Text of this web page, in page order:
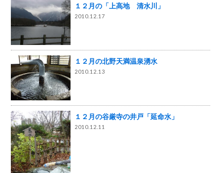
１２月の「上高地 清水川」
2010.12.17
１２月の北野天満温泉湧水
2010.12.13
１２月の谷厳寺の井戸「延命水」
2010.12.11